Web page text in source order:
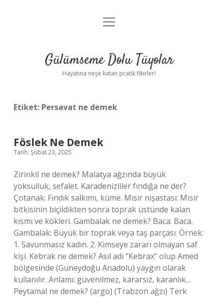
Anasayfa
Yasal Uyarı
menüyü
Gülümseme Dolu Tüyolar
Hayatına neşe katan pratik fikirler!
Etiket: Persavat ne demek
Föslek Ne Demek
Tarih: Şubat 23, 2025
Zirinkil ne demek? Malatya ağzında büyük
yoksulluk, sefalet. Karadenizliler fındığa ne der?
Çotanak: Fındık salkımı, küme. Mısır nişastası: Mısır
bitkisinin biçildikten sonra toprak üstünde kalan
kısmı ve kökleri. Gambalak ne demek? Baca: Baca.
Gambalak: Büyük bir toprak veya taş parçası. Örnek:
1. Savunmasız kadın. 2. Kimseye zararı olmayan saf
kişi. Kebrak ne demek? Asıl adı “Kebrax” olup Amed
bölgesinde (Güneydoğu Anadolu) yaygın olarak
kullanılır. Anlamı: güvenilmez, kararsız, karanlık…
Peytamal ne demek? (argo) (Trabzon ağzı) Terk